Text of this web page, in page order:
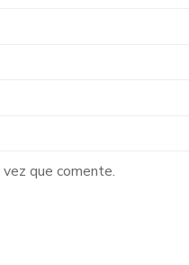
que comente.